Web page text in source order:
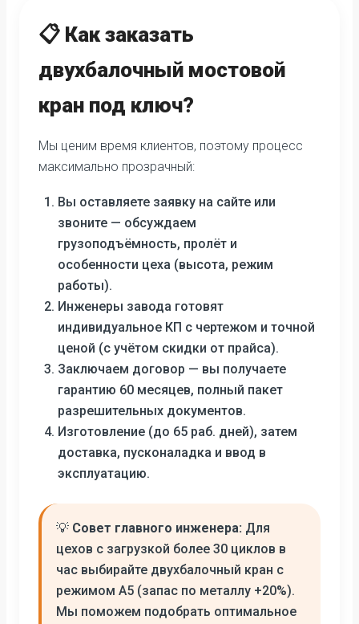
📋 Как заказать
двухбалочный мостовой
кран под ключ?
Мы ценим время клиентов, поэтому процесс
максимально прозрачный:
Вы оставляете заявку на сайте или
звоните — обсуждаем
грузоподъёмность, пролёт и
особенности цеха (высота, режим
работы).
Инженеры завода готовят
индивидуальное КП с чертежом и точной
ценой (с учётом скидки от прайса).
Заключаем договор — вы получаете
гарантию 60 месяцев, полный пакет
разрешительных документов.
Изготовление (до 65 раб. дней), затем
доставка, пусконаладка и ввод в
эксплуатацию.
💡 Совет главного инженера: Для
цехов с загрузкой более 30 циклов в
час выбирайте двухбалочный кран с
режимом А5 (запас по металлу +20%).
Мы поможем подобрать оптимальное